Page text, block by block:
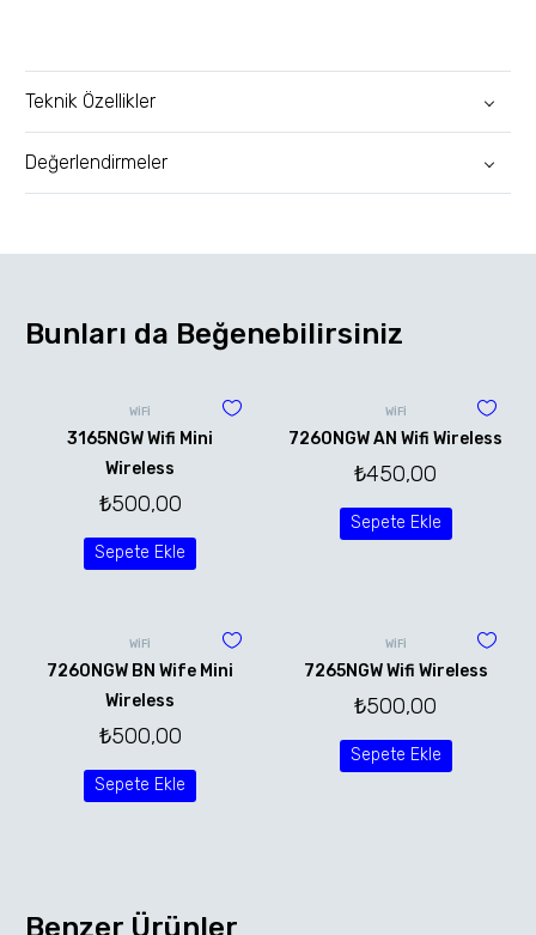
Teknik Özellikler
Değerlendirmeler
Bunları da Beğenebilirsiniz
WİFİ
3165NGW Wifi Mini
Wireless
₺500,00
Sepete Ekle
WİFİ
7260NGW AN Wifi Wireless
₺450,00
Sepete Ekle
WİFİ
7260NGW BN Wife Mini
Wireless
₺500,00
Sepete Ekle
WİFİ
7265NGW Wifi Wireless
₺500,00
Sepete Ekle
Benzer Ürünler